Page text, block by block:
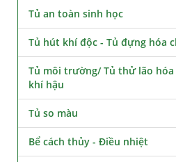
Tủ an toàn sinh học
Tủ hút khí độc - Tủ đựng hóa
Tủ môi trường/ Tủ thử lão
khí hậu
Tủ so màu
Bể cách thủy - Điều nhiệt